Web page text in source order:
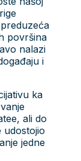
površina
nalazi
i
ka
ali do
udostojio
jedne